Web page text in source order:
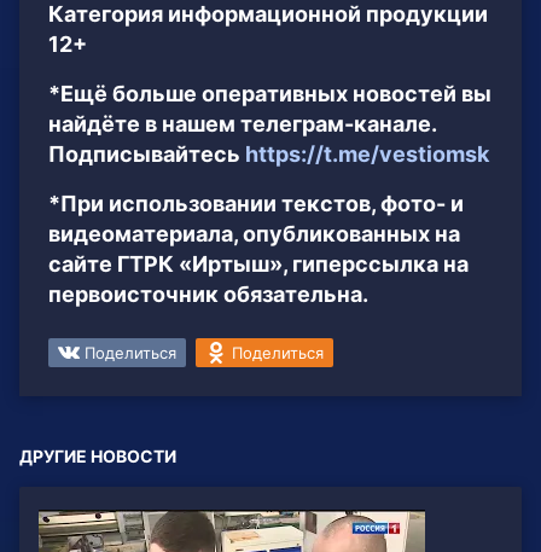
Категория информационной продукции
12+
*Ещё больше оперативных новостей вы
найдёте в нашем телеграм-канале.
Подписывайтесь https://t.me/vestiomsk
*При использовании текстов, фото- и
видеоматериала, опубликованных на
сайте ГТРК «Иртыш», гиперссылка на
первоисточник обязательна.
Поделиться Поделиться
ДРУГИЕ НОВОСТИ